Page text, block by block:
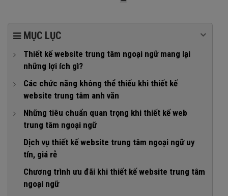
MỤC LỤC
Thiết kế website trung tâm ngoại ngữ mang lại
những lợi ích gì?
1. Công cụ đắc lực để quảng bá thương hiệu
2. Cung cấp thông tin đầy đủ, nhanh chóng
3. Gia tăng phạm vi tiếp cận học viên
4. Hỗ trợ đắc lực trong công tác đào tạo
5. Tăng năng lực cạnh tranh với các trung tâm anh ngữ
khác
6. Cải thiện doanh thu
Các chức năng không thể thiếu khi thiết kế
website trung tâm anh văn
1. Trang chủ
2. Trang giới thiệu
3. Khoá học
4. Lịch học
5. Thư viện
Những tiêu chuẩn quan trọng khi thiết kế web
trung tâm ngoại ngữ
1. Giao diện chuyên nghiệp, thu hút
2. Dễ dàng thao tác, quản trị
3. Thiết kế web chuẩn SEO
4. Tốc độ tải trang nhanh
Dịch vụ thiết kế website trung tâm ngoại ngữ uy
tín, giá rẻ
Chương trình ưu đãi khi thiết kế website trung tâm
ngoại ngữ